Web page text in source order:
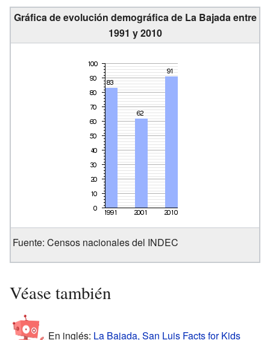
Gráfica de evolución demográfica de La Bajada entre
1991 y 2010
Fuente: Censos nacionales del INDEC
Véase también
En inglés: La Bajada, San Luis Facts for Kids